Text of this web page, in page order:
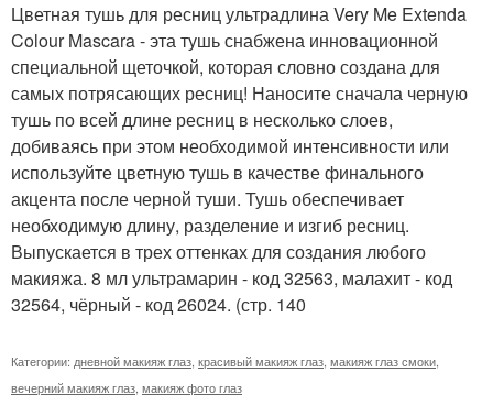
Цветная тушь для ресниц ультрадлина Very Me Extenda
Colour Mascara - эта тушь снабжена инновационной
специальной щеточкой, которая словно создана для
самых потрясающих ресниц! Наносите сначала черную
тушь по всей длине ресниц в несколько слоев,
добиваясь при этом необходимой интенсивности или
используйте цветную тушь в качестве финального
акцента после черной туши. Тушь обеспечивает
необходимую длину, разделение и изгиб ресниц.
Выпускается в трех оттенках для создания любого
макияжа. 8 мл ультрамарин - код 32563, малахит - код
32564, чёрный - код 26024. (стр. 140
Категории: дневной макияж глаз, красивый макияж глаз, макияж глаз смоки,
вечерний макияж глаз, макияж фото глаз